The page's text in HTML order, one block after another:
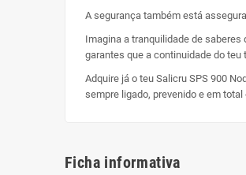
A segurança também está
Imagina a tranquilidade de saberes
garantes que a continuidade do teu
Adquire já o teu Salicru SPS 900
sempre ligado, prevenido e em
Ficha informativa